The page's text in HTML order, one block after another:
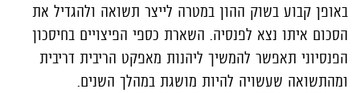
באופן קבוע בשוק ההון במטרה לייצר תשואה ולהגדיל את
הסכום איתו נצא לפנסיה. השארת כספי הפיצויים בחיסכון
הפנסיוני תאפשר להמשיך ליהנות מאפקט הריבית דריבית
ומהתשואה שעשויה להיות מושגת במהלך השנים.